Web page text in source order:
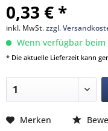
0,33 € *
inkl. MwSt.zzgl.
Wenn verfügbar beim
* Die aktuelle Lieferzeit kann
Merken